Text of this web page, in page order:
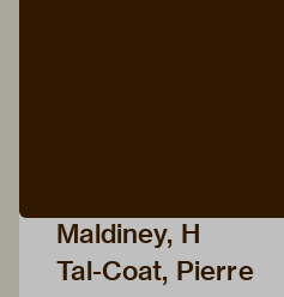
Maldiney, H
Tal-Coat, Pierre